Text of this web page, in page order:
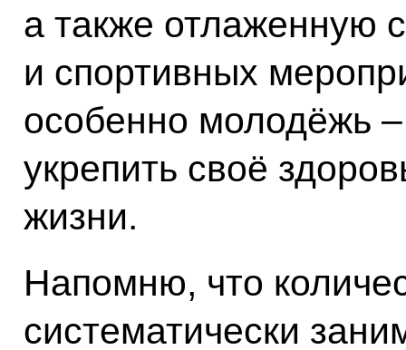
а также отлаженную
и спортивных
особенно молодёжь
укрепить своё
жизни.
Напомню, что
систематически